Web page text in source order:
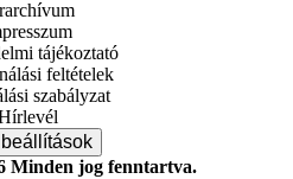
tájékoztató
feltételek
szabályzat
Minden jog fenntartva.